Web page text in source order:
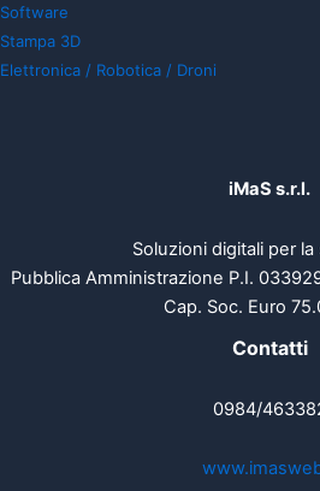
Software
Stampa 3D
Elettronica / Robotica / Droni
iMaS s.r.l.
Soluzioni digitali per la
Pubblica Amministrazione P.I.
Cap. Soc. Euro
Contatti
0984/